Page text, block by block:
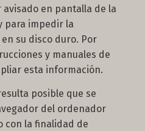
en pantalla de la
para impedir la
su disco duro. Por
y manuales de
esta información.
posible que se
del ordenador
con la finalidad de